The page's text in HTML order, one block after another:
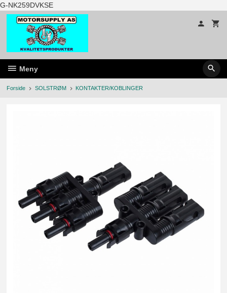
G-NK259DVKSEGå
til
innholdet
Meny
Forside SOLSTRØM KONTAKTER/KOBLINGER